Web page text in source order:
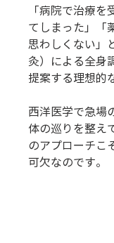
「病院で治療
てしまった」「
思わしくない」
灸）による全身
提案する理想的
西洋医学で急場
体の巡りを整え
のアプローチこ
可欠なのです。